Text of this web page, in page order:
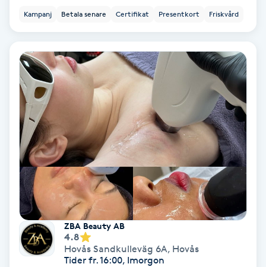
Singelfransar
Sjukgymnastik
Skalpmassage
Skinbooster
Sklerosering
Skoinlägg
Skägg
Kampanj Betala senare Certifikat Presentkort Friskvård
ZBA Beauty AB
4.8
Hovås Sandkulleväg 6A, Hovås
Tider fr. 16:00, Imorgon